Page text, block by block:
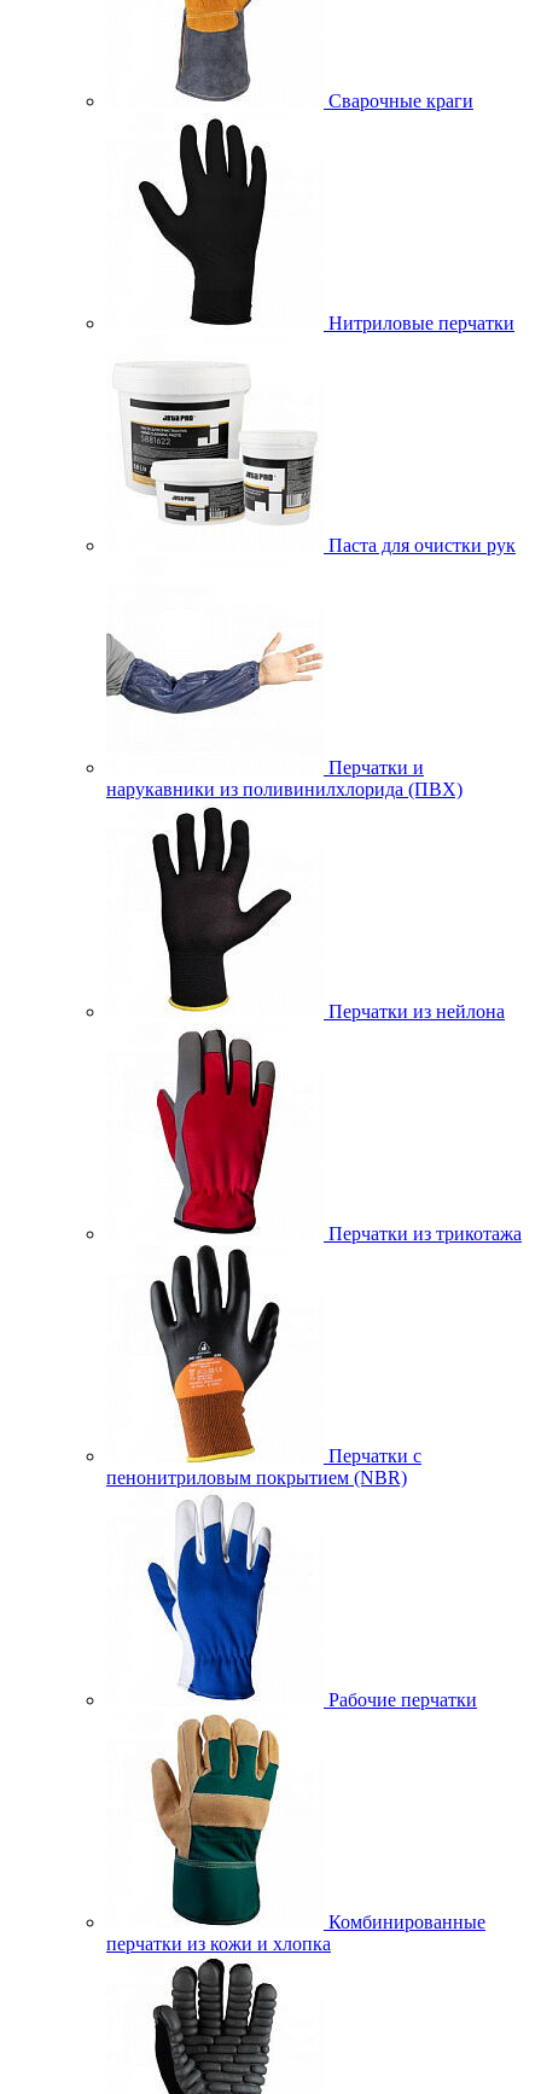
Сварочные краги
Нитриловые перчатки
Паста для очистки рук
Перчатки и
нарукавники из поливинилхлорида (ПВХ)
Перчатки из нейлона
Перчатки из трикотажа
Перчатки с
пенонитриловым покрытием (NBR)
Рабочие перчатки
Комбинированные
перчатки из кожи и хлопка